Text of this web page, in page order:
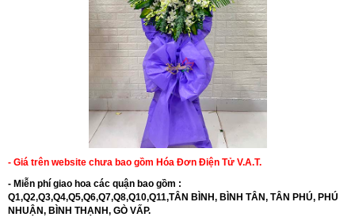
- Giá trên website chưa bao gồm Hóa Đơn Điện Tử V.A.T.
- Miễn phí giao hoa các quận bao gồm :
Q1,Q2,Q3,Q4,Q5,Q6,Q7,Q8,Q10,Q11,TÂN BÌNH, BÌNH TÂN, TÂN PHÚ, PHÚ
NHUẬN, BÌNH THẠNH, GÒ VẤP.